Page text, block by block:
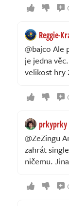
Reggie-
@bajco Ale
je jedna
velikost hry
prkyprky
@ZeZingu
zahrát
ničemu.